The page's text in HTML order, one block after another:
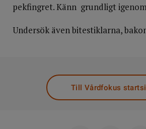
pekfingret. Känn grundligt
Undersök även bitestiklarna,
Till Vårdfokus